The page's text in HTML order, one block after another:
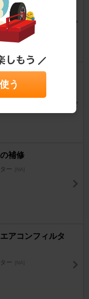
ー [NA]
ってみた
ー [NA]
補修
ー [NA]
アコンフィルタ
ー [NA]
う